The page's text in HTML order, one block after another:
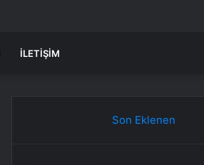
İLETIŞIM
Son Eklenen